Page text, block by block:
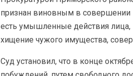
признан виновным в совершении
есть умышленные действия лица,
хищение чужого имущества,
Суд установил, что в конце